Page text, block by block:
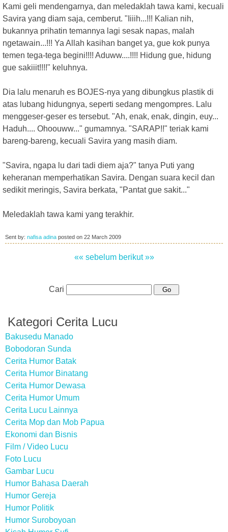
Kami geli mendengarnya, dan meledaklah tawa kami, kecuali
Savira yang diam saja, cemberut. "Iiiih...!!! Kalian nih,
bukannya prihatin temannya lagi sesak napas, malah
ngetawain...!!! Ya Allah kasihan banget ya, gue kok punya
temen tega-tega begini!!!! Aduww....!!!! Hidung gue, hidung
gue sakiiit!!!!" keluhnya.
Dia lalu menaruh es BOJES-nya yang dibungkus plastik di
atas lubang hidungnya, seperti sedang mengompres. Lalu
menggeser-geser es tersebut. "Ah, enak, enak, dingin, euy...
Haduh.... Ohoouww..." gumamnya. "SARAP!!" teriak kami
bareng-bareng, kecuali Savira yang masih diam.
"Savira, ngapa lu dari tadi diem aja?" tanya Puti yang
keheranan memperhatikan Savira. Dengan suara kecil dan
sedikit meringis, Savira berkata, "Pantat gue sakit..."
Meledaklah tawa kami yang terakhir.
Sent by: nafisa adina posted on 22 March 2009
«« sebelum berikut »»
Cari
Kategori Cerita Lucu
Bakusedu Manado
Bobodoran Sunda
Cerita Humor Batak
Cerita Humor Binatang
Cerita Humor Dewasa
Cerita Humor Umum
Cerita Lucu Lainnya
Cerita Mop dan Mob Papua
Ekonomi dan Bisnis
Film / Video Lucu
Foto Lucu
Gambar Lucu
Humor Bahasa Daerah
Humor Gereja
Humor Politik
Humor Suroboyoan